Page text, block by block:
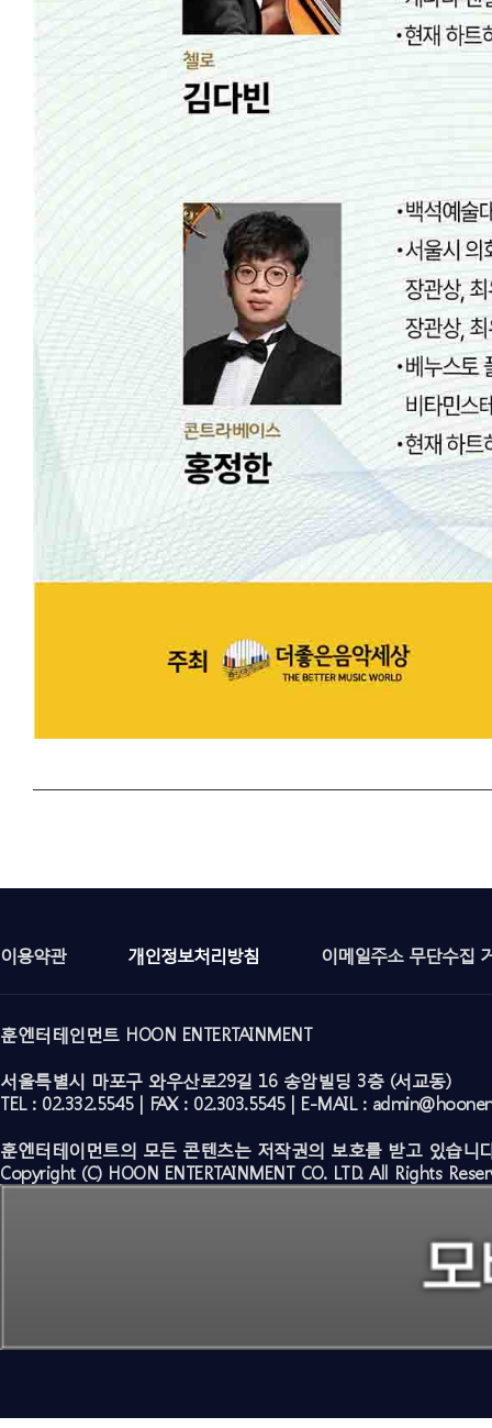
이용약관 개인정보처리방침 이메일주소 무단수집
훈엔터테인먼트 HOON ENTERTAINMENT
서울특별시 마포구 와우산로29길 16 송암빌딩 3층 (서교동)
TEL : 02.332.5545 | FAX : 02.303.5545 | E-MAIL :
훈엔터테이먼트의 모든 콘텐츠는 저작권의 보호를 받고 있습니
Copyright (C) HOON ENTERTAINMENT CO. LTD. All Rights